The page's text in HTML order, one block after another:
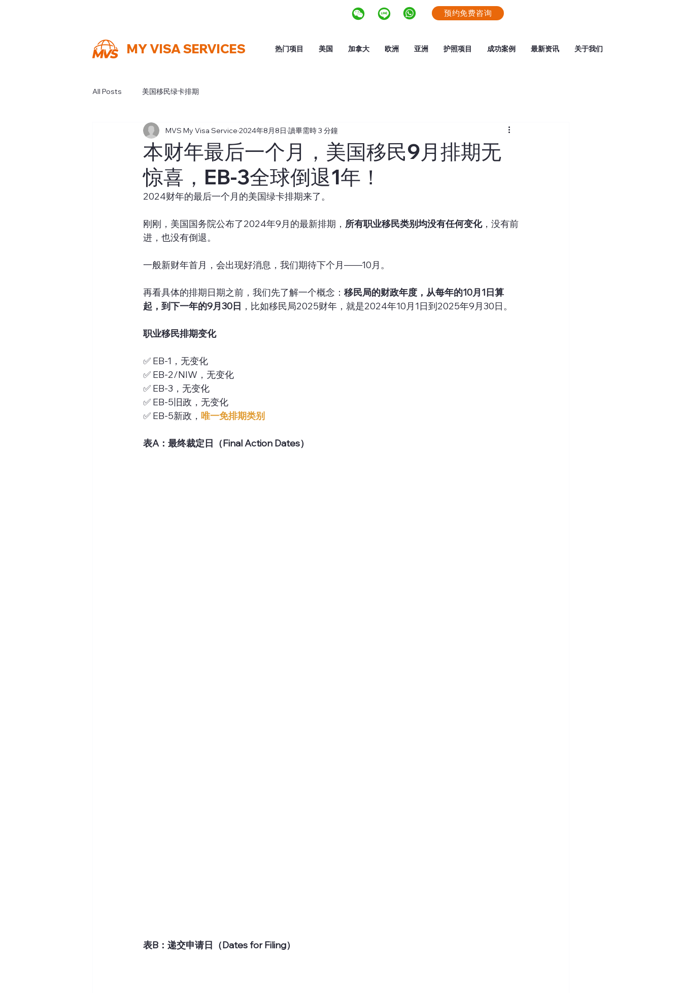
预约免费咨询
MY VISA SERVICES 热门项目 美国 加拿大 欧洲 亚洲 护照项目 成功案例 最新资讯 关于我们
All Posts 美国移民绿卡排期
本财年最后一个月，美国移民9月排期无
惊喜，EB-3全球倒退1年！
MVS My Visa Service 2024年8月8日 讀畢需時 3 分鐘
2024财年的最后一个月的美国绿卡排期来了。
刚刚，美国国务院公布了2024年9月的最新排期， 所有职业移民类别均没有任何变化，没有前
进，也没有倒退。
一般新财年首月，会出现好消息，我们期待下个月——10月。
再看具体的排期日期之前，我们先了解一个概念： 移民局的财政年度，从每年的10月1日算
起，到下一年的9月30日 ，比如移民局2025财年，就是2024年10月1日到2025年9月30日。
职业移民排期变化
✅ EB-1，无变化
✅ EB-2/NIW，无变化
✅ EB-3，无变化
✅ EB-5旧政，无变化
✅ EB-5新政， 唯一免排期类别
表A：最终裁定日（Final Action Dates）
表B：递交申请日（Dates for Filing）